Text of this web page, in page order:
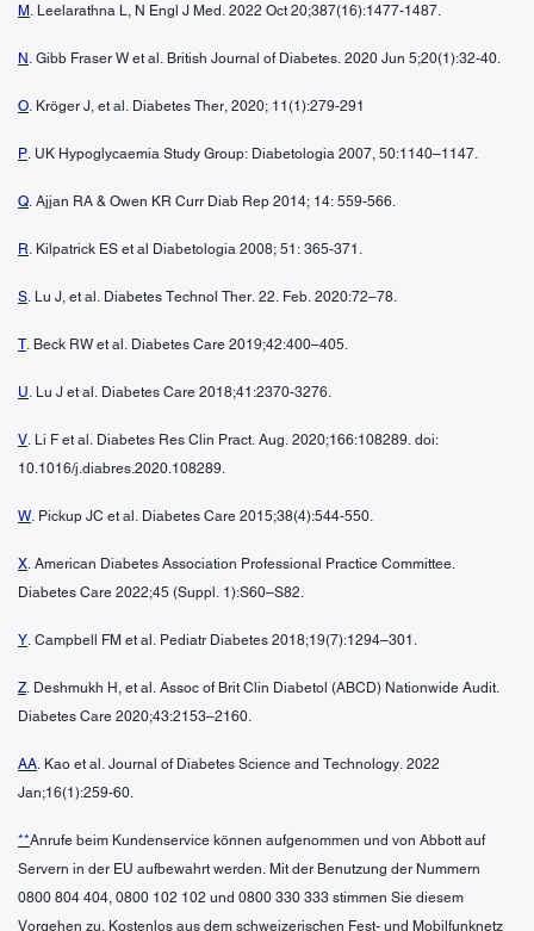
M . Leelarathna L, N Engl J Med. 2022 Oct 20;387(16):1477-1487.
N . Gibb Fraser W et al. British Journal of Diabetes. 2020 Jun 5;20(1):32-40.
O. Kröger J, et al. Diabetes Ther, 2020; 11(1):279-291
P. UK Hypoglycaemia Study Group: Diabetologia 2007, 50:1140–1147.
Q. Ajjan RA & Owen KR Curr Diab Rep 2014; 14: 559-566.
R. Kilpatrick ES et al Diabetologia 2008; 51: 365-371.
S. Lu J, et al. Diabetes Technol Ther. 22. Feb. 2020:72–78.
T. Beck RW et al. Diabetes Care 2019;42:400–405.
U. Lu J et al. Diabetes Care 2018;41:2370-3276.
V. Li F et al. Diabetes Res Clin Pract. Aug. 2020;166:108289. doi:
10.1016/j.diabres.2020.108289.
W. Pickup JC et al. Diabetes Care 2015;38(4):544-550.
X. American Diabetes Association Professional Practice Committee.
Diabetes Care 2022;45 (Suppl. 1):S60–S82.
Y. Campbell FM et al. Pediatr Diabetes 2018;19(7):1294–301.
Z. Deshmukh H, et al. Assoc of Brit Clin Diabetol (ABCD) Nationwide Audit.
Diabetes Care 2020;43:2153–2160.
AA. Kao et al. Journal of Diabetes Science and Technology. 2022
Jan;16(1):259-60.
**Anrufe beim Kundenservice können aufgenommen und von Abbott auf
Servern in der EU aufbewahrt werden. Mit der Benutzung der Nummern
0800 804 404, 0800 102 102 und 0800 330 333 stimmen Sie diesem
Vorgehen zu. Kostenlos aus dem schweizerischen Fest- und Mobilfunknetz